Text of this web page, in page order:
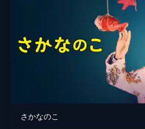
さかなのこ